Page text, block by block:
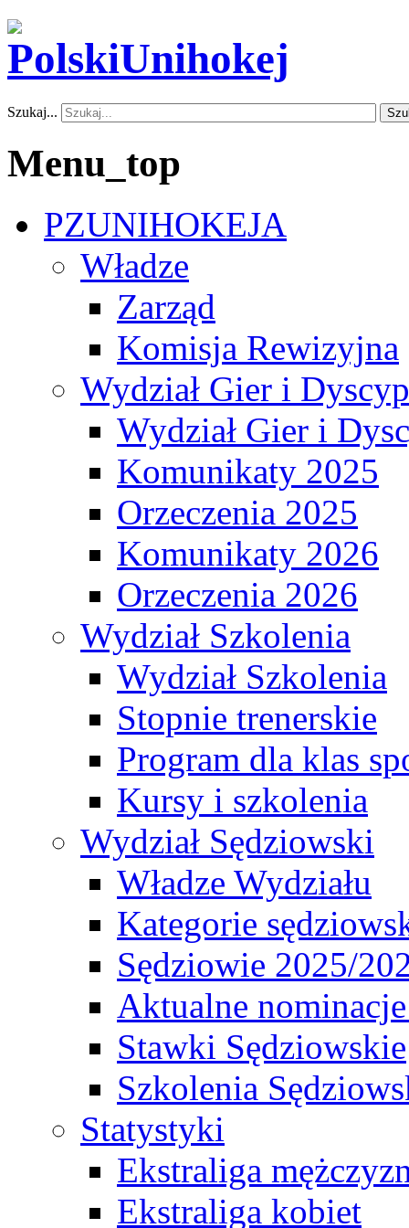
Szukaj...
Menu_top
PZUNIHOKEJA
Władze
Zarząd
Komisja Rewizyjna
Wydział Gier i
Wydział Gier i
Komunikaty 2025
Orzeczenia 2025
Komunikaty 2026
Orzeczenia 2026
Wydział Szkolenia
Wydział Szkolenia
Stopnie trenerskie
Program dla klas
Kursy i szkolenia
Wydział Sędziowski
Władze Wydziału
Kategorie
Sędziowie 2025/
Aktualne
Stawki Sędziowskie
Szkolenia
Statystyki
Ekstraliga
Ekstraliga kobiet